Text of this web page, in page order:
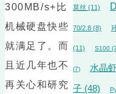
300MB/s+比
机械硬盘快些
就满足了。而
且近几年也不
再关心和研究
莫丝 (11)
70/2.8 (8)
(11) S100
(7) 水晶
子 (48)